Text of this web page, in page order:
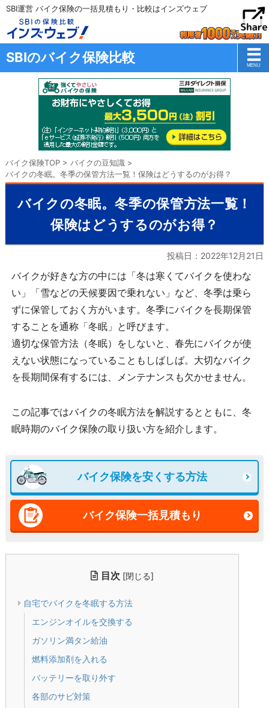
SBI運営 バイク保険の一括見積もり・比較はインズウェブ
SBIのバイク保険比較
バイク保険TOP> バイクの豆知識 >
バイクの冬眠。冬季の保管方法一覧！保険はどうするのがお得？
バイクの冬眠。冬季の保管方法一覧！
保険はどうするのがお得？
投稿日： 2022年12月21日
バイクが好きな方の中には「冬は寒くてバイクを使わな
い」「雪などの天候要因で乗れない」など、冬季は乗ら
ずに保管しておく方がいます。冬季にバイクを長期保管
することを通称「冬眠」と呼びます。
適切な保管方法（冬眠）をしないと、春先にバイクが使
えない状態になっていることもしばしば。大切なバイク
を長期間保有するには、メンテナンスも欠かせません。
この記事ではバイクの冬眠方法を解説するとともに、冬
眠時期のバイク保険の取り扱い方を紹介します。
バイク保険を安くする方法
バイク保険一括見積もり
目次 [閉じる]
自宅でバイクを冬眠する方法
エンジンオイルを交換する
ガソリン満タン給油
燃料添加剤を入れる
バッテリーを取り外す
各部のサビ対策